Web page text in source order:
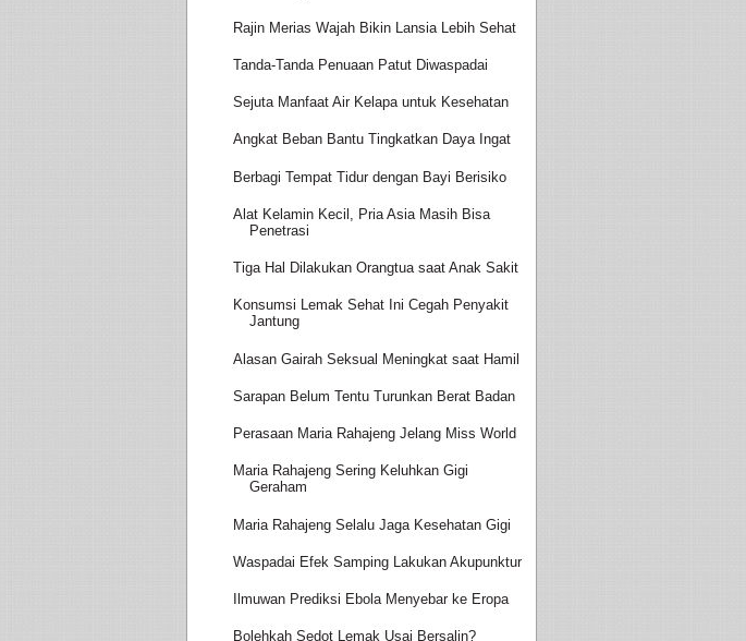
Rajin Merias Wajah Bikin Lansia Lebih Sehat
Tanda-Tanda Penuaan Patut Diwaspadai
Sejuta Manfaat Air Kelapa untuk Kesehatan
Angkat Beban Bantu Tingkatkan Daya Ingat
Berbagi Tempat Tidur dengan Bayi Berisiko
Alat Kelamin Kecil, Pria Asia Masih Bisa
Penetrasi
Tiga Hal Dilakukan Orangtua saat Anak Sakit
Konsumsi Lemak Sehat Ini Cegah Penyakit
Jantung
Alasan Gairah Seksual Meningkat saat Hamil
Sarapan Belum Tentu Turunkan Berat Badan
Perasaan Maria Rahajeng Jelang Miss World
Maria Rahajeng Sering Keluhkan Gigi
Geraham
Maria Rahajeng Selalu Jaga Kesehatan Gigi
Waspadai Efek Samping Lakukan Akupunktur
Ilmuwan Prediksi Ebola Menyebar ke Eropa
Bolehkah Sedot Lemak Usai Bersalin?